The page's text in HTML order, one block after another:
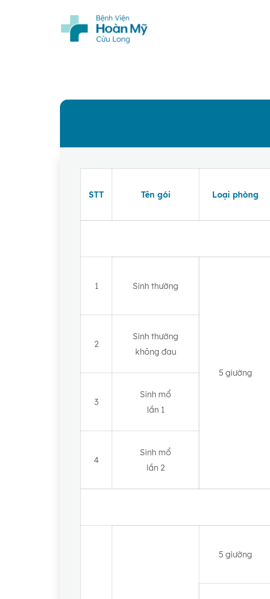
STT Tên gói Loại phòng
1 Sinh thường
5 giường
2
Sinh thường
không đau
3
Sinh mổ
lần 1
4
Sinh mổ
lần 2
5 giường